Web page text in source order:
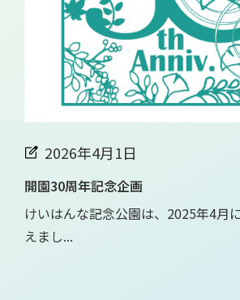
2026年4月1日
開園30周年記念企画
けいはんな記念公園は、2025年4月
えまし...